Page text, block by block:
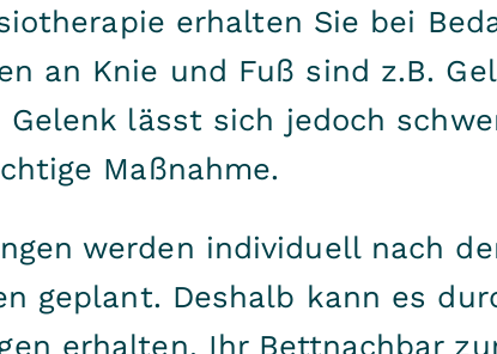
erhalten Sie bei
an Knie und Fuß sind z.B.
lässt sich jedoch
Maßnahme.
werden individuell nach
geplant. Deshalb kann es
erhalten, Ihr Bettnachbar